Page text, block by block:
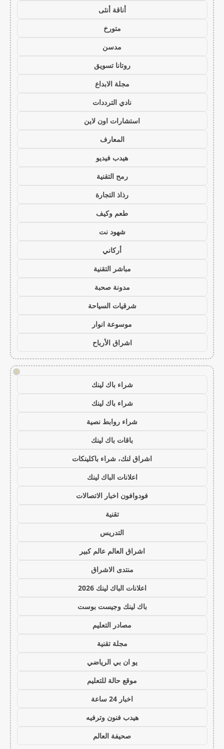
أناقة أنثى
متورخ
مدسن
روتانا تسويق
مجلة الابداع
نادي الترددات
استشارات اون لاين
المعارف
هيدب فيديو
رمح التقنية
رذاذ التجارة
طعم وكيف
شهود نت
أركاني
مباشر التقنية
مدونة صحبة
شرقيات السياحة
موسوعة انوار
اشراق الأرباح
!
شراء باك لينك
شراء باك لينك
شراء روابط نصية
باقات باك لينك
اشراق لنك، شراء باكلينكات
اعلانات الباك لينك
فودوافون اخبار الاتصالات
تقنية
التدريس
اشراق العالم عالم كبير
منتدى الاشراق
اعلانات الباك لينك 2026
باك لينك وجيست بوست
مصادر التعليم
مجلة تقنية
يو ان بي الرياضي
موقع حالة للتعليم
اخبار 24 ساعة
هيدب فنون وترفيه
صحيفة العالم